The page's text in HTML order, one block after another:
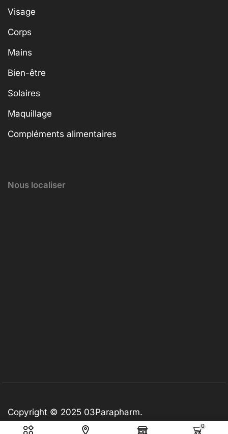
0
Visage
Corps
Mains
Bien-être
Solaires
Maquillage
Compléments alimentaires
Nous localiser
Copyright © 2025 03Parapharm.